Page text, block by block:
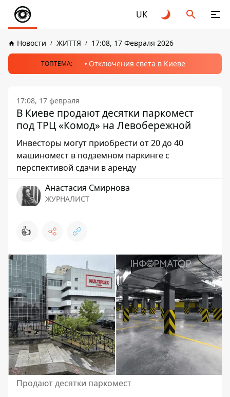
UK
Новости ЖИТТЯ 17:08, 17 Февраля 2026
ТОПТЕМА: Отключения света в Киеве
17:08, 17 февраля
В Киеве продают десятки паркомест
под ТРЦ «Комод» на Левобережной
Инвесторы могут приобрести от 20 до 40
машиномест в подземном паркинге с
перспективой сдачи в аренду
Анастасия Смирнова
ЖУРНАЛИСТ
👍
Продают десятки паркомест